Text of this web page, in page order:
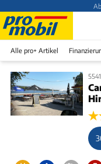
Alle pro+ Artikel